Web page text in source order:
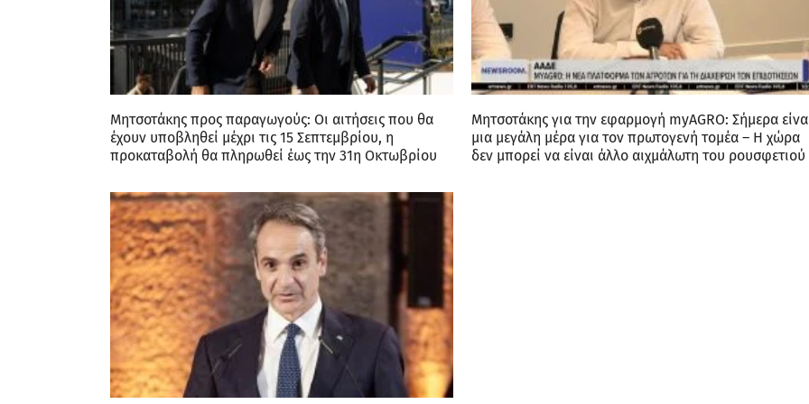
Μητσοτάκης προς παραγωγούς: Οι αιτήσεις που θα
έχουν υποβληθεί μέχρι τις 15 Σεπτεμβρίου, η
προκαταβολή θα πληρωθεί έως την 31η Οκτωβρίου
Μητσοτάκης για την εφαρμογή myAGRO: Σήμερα
μια μεγάλη μέρα για τον πρωτογενή τομέα – Η χώρα
δεν μπορεί να είναι άλλο αιχμάλωτη του ρουσφετιού